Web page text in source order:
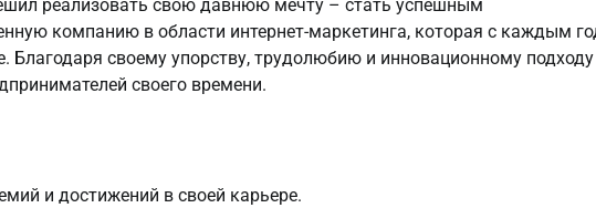
реализовать свою давнюю мечту – стать успешным
компанию в области интернет-маркетинга, которая с каждым
Благодаря своему упорству, трудолюбию и инновационному подходу
своего времени.
и достижений в своей карьере.